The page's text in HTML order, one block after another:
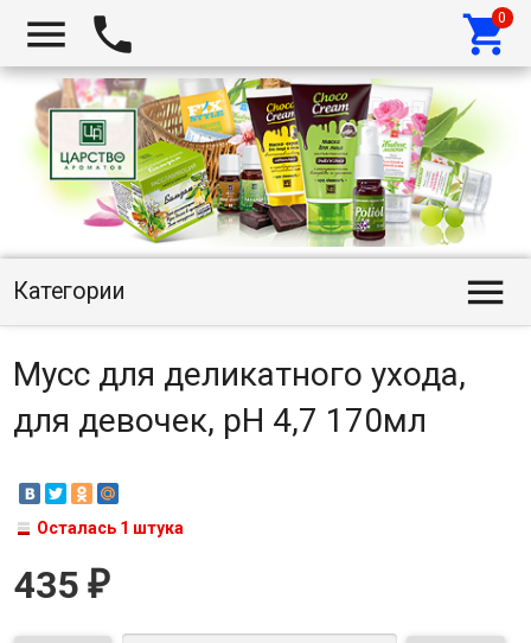
  
Категории 
Мусс для деликатного ухода,
для девочек, pH 4,7 170мл
Осталась 1 штука
435 ₽